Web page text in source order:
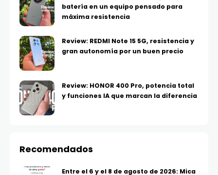
batería en un equipo pensado para
máxima resistencia
Review: REDMI Note 15 5G, resistencia y
gran autonomía por un buen precio
Review: HONOR 400 Pro, potencia total
y funciones IA que marcan la diferencia
Recomendados
Entre el 6 y el 8 de agosto de 2026: Mica